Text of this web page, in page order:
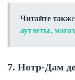
Читайте такж
аутлеты,
7. Нотр-Дам